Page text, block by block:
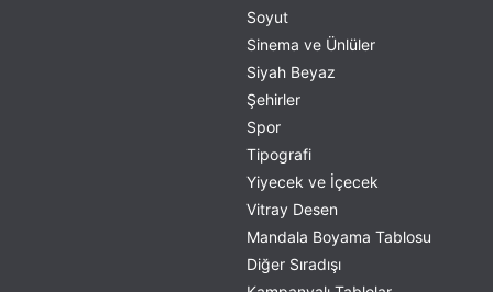
Soyut
Sinema ve Ünlüler
Siyah Beyaz
Şehirler
Spor
Tipografi
Yiyecek ve İçecek
Vitray Desen
Mandala Boyama Tablosu
Diğer Sıradışı